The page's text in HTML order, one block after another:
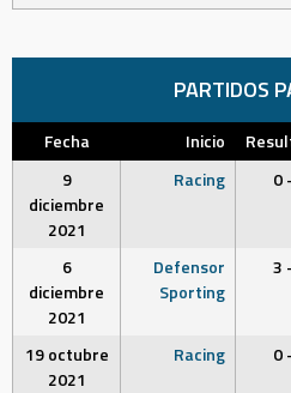
PARTIDOS
Fecha Inicio
9
diciembre
2021
Racing 0
6
diciembre
2021
Defensor
Sporting
3
19 octubre
2021
Racing 0